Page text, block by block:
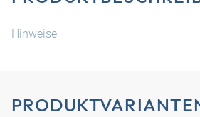
Hinweise